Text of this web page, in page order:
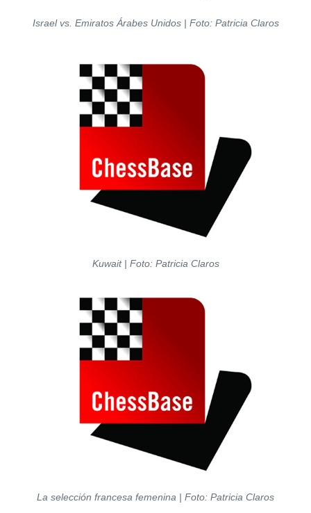
Israel vs. Emiratos Árabes Unidos | Foto: Patricia Claros
Kuwait | Foto: Patricia Claros
La selección francesa femenina | Foto: Patricia Claros